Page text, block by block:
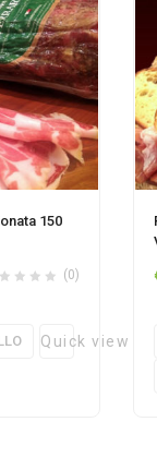
150
(0)
Quick view